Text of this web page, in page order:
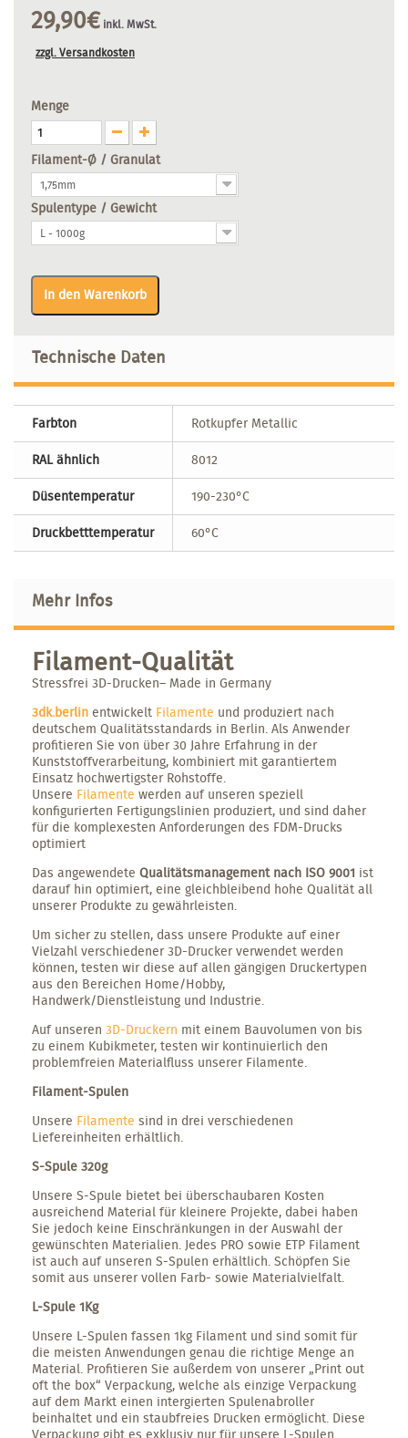
29,90€ inkl. MwSt.
zzgl. Versandkosten
Menge
Filament-Ø / Granulat
1,75mm
Spulentype / Gewicht
L - 1000g
In den Warenkorb
Technische Daten
Farbton
Rotkupfer Metallic
RAL ähnlich
8012
Düsentemperatur
190-230°C
Druckbetttemperatur
60°C
Mehr Infos
Filament-Qualität
Stressfrei 3D-Drucken– Made in Germany
3dk.berlin entwickelt Filamente und produziert nach
deutschem Qualitätsstandards in Berlin. Als Anwender
profitieren Sie von über 30 Jahre Erfahrung in der
Kunststoffverarbeitung, kombiniert mit garantiertem
Einsatz hochwertigster Rohstoffe.
Unsere Filamente werden auf unseren speziell
konfigurierten Fertigungslinien produziert, und sind daher
für die komplexesten Anforderungen des FDM-Drucks
optimiert
Das angewendete Qualitätsmanagement nach ISO 9001 ist
darauf hin optimiert, eine gleichbleibend hohe Qualität all
unserer Produkte zu gewährleisten.
Um sicher zu stellen, dass unsere Produkte auf einer
Vielzahl verschiedener 3D-Drucker verwendet werden
können, testen wir diese auf allen gängigen Druckertypen
aus den Bereichen Home/Hobby,
Handwerk/Dienstleistung und Industrie.
Auf unseren 3D-Druckern mit einem Bauvolumen von bis
zu einem Kubikmeter, testen wir kontinuierlich den
problemfreien Materialfluss unserer Filamente.
Filament-Spulen
Unsere Filamente sind in drei verschiedenen
Liefereinheiten erhältlich.
S-Spule 320g
Unsere S-Spule bietet bei überschaubaren Kosten
ausreichend Material für kleinere Projekte, dabei haben
Sie jedoch keine Einschränkungen in der Auswahl der
gewünschten Materialien. Jedes PRO sowie ETP Filament
ist auch auf unseren S-Spulen erhältlich. Schöpfen Sie
somit aus unserer vollen Farb- sowie Materialvielfalt.
L-Spule 1Kg
Unsere L-Spulen fassen 1kg Filament und sind somit für
die meisten Anwendungen genau die richtige Menge an
Material. Profitieren Sie außerdem von unserer „Print out
oft the box“ Verpackung, welche als einzige Verpackung
auf dem Markt einen intergierten Spulenabroller
beinhaltet und ein staubfreies Drucken ermöglicht. Diese
Verpackung gibt es exklusiv nur für unsere L-Spulen.